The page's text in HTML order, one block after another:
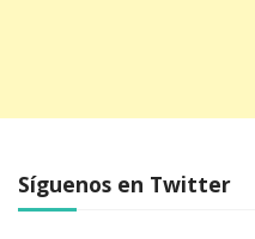
Síguenos en Twitter